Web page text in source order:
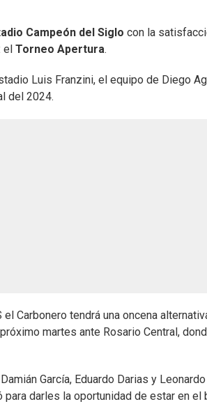
Campeón del Siglo con la
Torneo Apertura.
Luis Franzini, el equipo de Diego
del 2024.
Carbonero tendrá una oncena
martes ante Rosario Central,
García, Eduardo Darias y
darles la oportunidad de estar en el